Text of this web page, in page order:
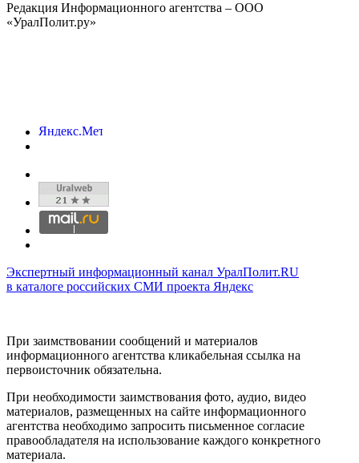
Редакция Информационного агентства – ООО
«УралПолит.ру»
Экспертный информационный канал УралПолит.RU
в каталоге российских СМИ проекта Яндекс
При заимствовании сообщений и материалов
информационного агентства кликабельная ссылка на
первоисточник обязательна.
При необходимости заимствования фото, аудио, видео
материалов, размещенных на сайте информационного
агентства необходимо запросить письменное согласие
правообладателя на использование каждого конкретного
материала.